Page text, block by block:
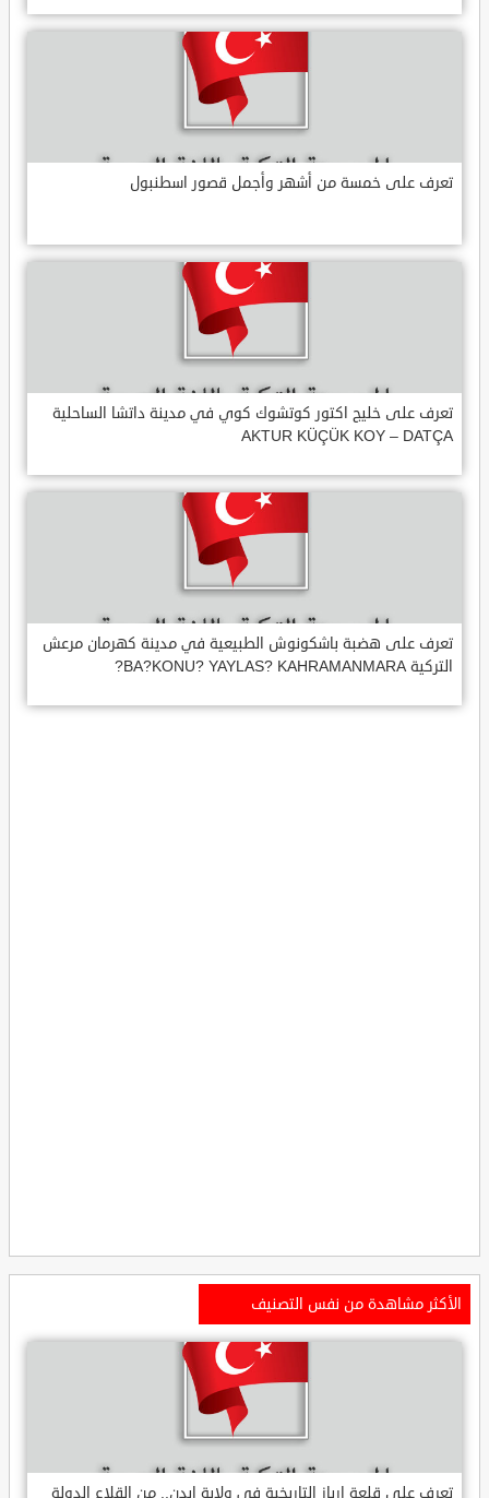
تعرف على خمسة من أشهر وأجمل قصور اسطنبول
تعرف على خليج اكتور كوتشوك كوي في مدينة داتشا الساحلية
AKTUR KÜÇÜK KOY – DATÇA
تعرف على هضبة باشكونوش الطبيعية في مدينة كهرمان مرعش
التركية BA?KONU? YAYLAS? KAHRAMANMARA?
الأكثر مشاهدة من نفس التصنيف
تعرف على قلعة ارباز التاريخية في ولاية ايدن.. من القلاع الدولة